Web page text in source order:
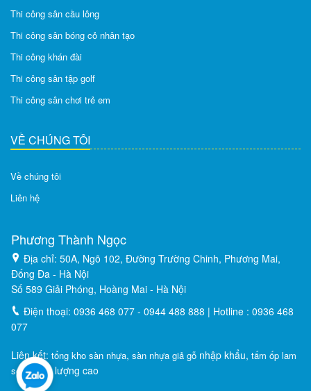
Thi công sân cầu lông
Thi công sân bóng cỏ nhân tạo
Thi công khán đài
Thi công sân tập golf
Thi công sân chơi trẻ em
VỀ CHÚNG TÔI
Về chúng tôi
Liên hệ
Phương Thành Ngọc
Địa chỉ: 50A, Ngõ 102, Đường Trường Chinh, Phương Mai,
Đống Đa - Hà Nội
Số 589 Giải Phóng, Hoàng Mai - Hà Nội
Điện thoại: 0936 468 077 - 0944 488 888 | Hotline : 0936 468
077
Liên kết: tổng kho sàn nhựa, sàn nhựa giả gỗ nhập khẩu, tấm ốp lam
sóngchất lượng cao